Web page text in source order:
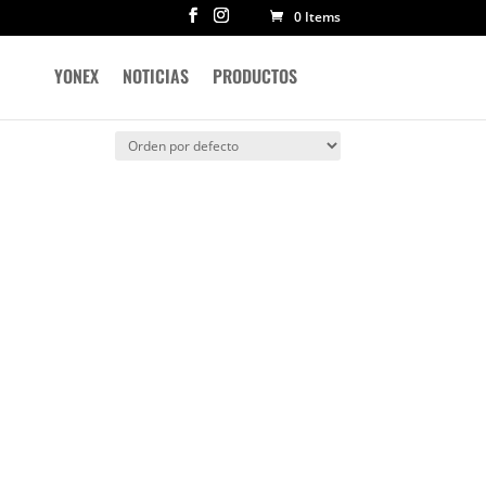
0 Items
YONEX NOTICIAS PRODUCTOS